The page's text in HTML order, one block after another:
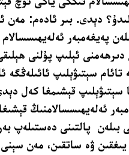
دېدى. بىر ئادەم: مەن
پەيغەمبەر
دىرھەمنى ئېلىپ پۇلنى
سېتىۋېلىپ ئائىلەڭگە
سېتىۋېلىپ قېشىمغا كەل
ئەلەيھىسسالامنىڭ
بىلەن پالتىنى دەستىلەپ
ۋە ساتقىن، مەن